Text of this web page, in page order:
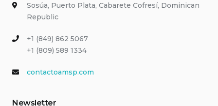
Sosúa, Puerto Plata, Cabarete Cofresí, Dominican
Republic
+1 (849) 862 5067
+1 (809) 589 1334
contactoamsp.com
Newsletter